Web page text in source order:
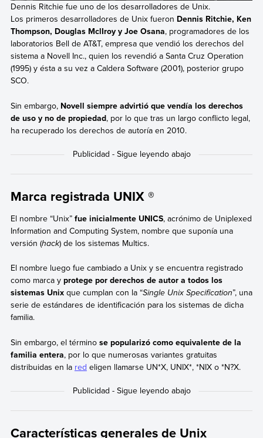
Dennis Ritchie fue uno de los desarrolladores de Unix.
Los primeros desarrolladores de Unix fueron Dennis Ritchie, Ken
Thompson, Douglas MclIroy y Joe Osana, programadores de los
laboratorios Bell de AT&T, empresa que vendió los derechos del
sistema a Novell Inc., quien los revendió a Santa Cruz Operation
(1995) y ésta a su vez a Caldera Software (2001), posterior grupo
SCO.
Sin embargo, Novell siempre advirtió que vendía los derechos
de uso y no de propiedad, por lo que tras un largo conflicto legal,
ha recuperado los derechos de autoría en 2010.
Marca registrada UNIX ®
El nombre “Unix” fue inicialmente UNICS, acrónimo de Uniplexed
Information and Computing System, nombre que suponía una
versión (hack) de los sistemas Multics.
El nombre luego fue cambiado a Unix y se encuentra registrado
como marca yprotege por derechos de autor a todos los
sistemas Unixque cumplan con la “Single Unix Specification”, una
serie de estándares de identificación para los sistemas de dicha
familia.
Sin embargo, el términose popularizó como equivalente de la
familia entera, por lo que numerosas variantes gratuitas
distribuidas en la red eligen llamarse UN*X, UNIX*, *NIX o *N?X.
Características generales de Unix